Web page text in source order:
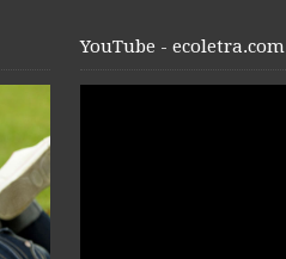
YouTube - ecoletra.com